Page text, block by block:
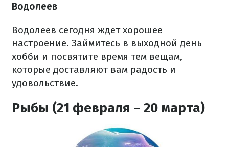
Водолеев
Водолеев сегодня ждет хорошее
настроение. Займитесь в выходной день
хобби и посвятите время тем вещам,
которые доставляют вам радость и
удовольствие.
Рыбы (21 февраля – 20 марта)